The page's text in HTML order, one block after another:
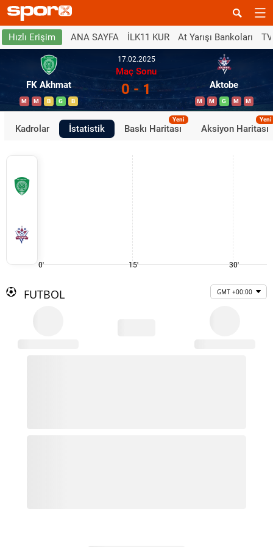
Hızlı Erişim ANA SAYFA İLK11 KUR At Yarışı Bankoları
FK Akhmat
M M B G B
17.02.2025
Maç Sonu
0 - 1 Aktobe
M M G M M
Kadrolar İstatistik Baskı Haritası
Yeni
Aksiyon Haritası
Yeni
0' 15' 30'
FUTBOL GMT +00:00